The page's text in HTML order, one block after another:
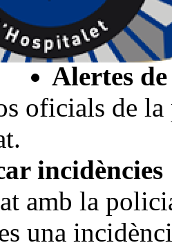
Què pots
Alertes
oficials de
incidències
amb la
una